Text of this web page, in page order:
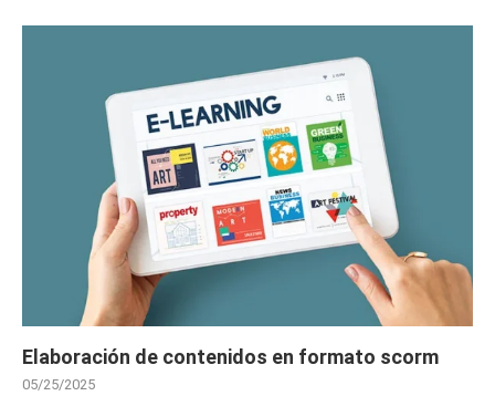
Elaboración de contenidos en formato scorm
05/25/2025